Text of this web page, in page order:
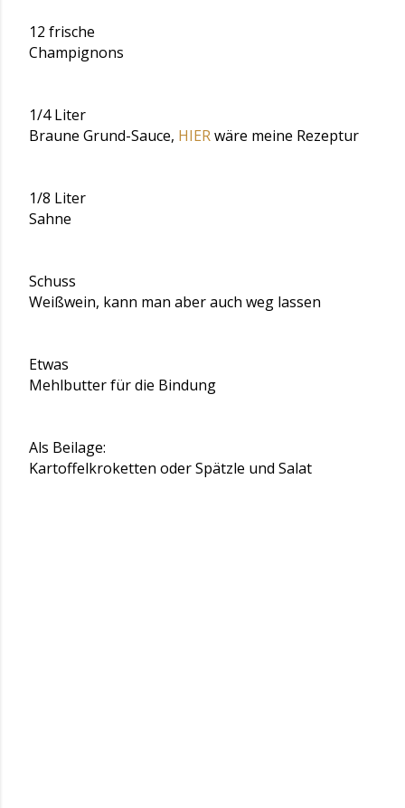
12 frische
Champignons
1/4 Liter
Braune Grund-Sauce, HIERwäre meine Rezeptur
1/8 Liter
Sahne
Schuss
Weißwein, kann man aber auch weg lassen
Etwas
Mehlbutter für die Bindung
Als Beilage:
Kartoffelkroketten oder Spätzle und Salat